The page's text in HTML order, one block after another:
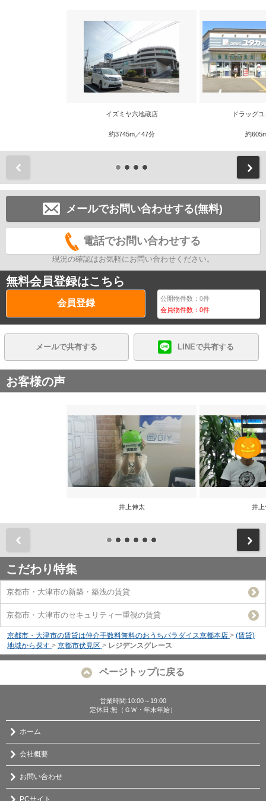
イズミヤ六地蔵店
約3745m／47分
ドラッグ
約
メールでお問い合わせする(無料)
電話でお問い合わせする
現況の確認はお気軽にお問い合わせください。
無料会員登録はこちら
会員登録 公開物件数：0件
会員物件数：0件
メールで共有する LINEで共有する
お客様の声
井上伸太 井上
こだわり特集
京都市・大津市の新築・築浅の賃貸
京都市・大津市のセキュリティー重視の賃貸
京都市・大津市の賃貸は仲介手数料無料のおうちパラダイス京都本店 > (賃貸)
地域から探す > 京都市伏見区 > レジデンスグレース
ページトップに戻る
営業時間:10:00～19:00
定休日:無（ＧＷ・年末年始）
ホーム
会社概要
お問い合わせ